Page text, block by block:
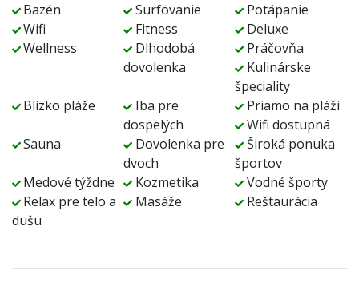
Bazén Surfovanie
Potápanie
Wifi
Fitness
Deluxe
Wellness
Dlhodobá
dovolenka
Práčovňa
Kulinárske
špeciality
Blízko pláže
Iba pre
dospelých
Priamo na pláži
Wifi dostupná
Sauna
Dovolenka pre
dvoch
Široká ponuka
športov
Medové týždne
Kozmetika
Vodné športy
Relax pre telo a
dušu
Masáže Reštaurácia